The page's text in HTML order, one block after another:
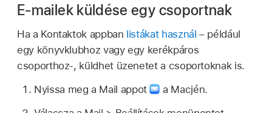
E-mailek küldése egy csoportnak
Ha a Kontaktok appban listákat használ – például
egy könyvklubhoz vagy egy kerékpáros
csoporthoz-, küldhet üzenetet a csoportoknak is.
Nyissa meg a Mail appot
a Macjén.